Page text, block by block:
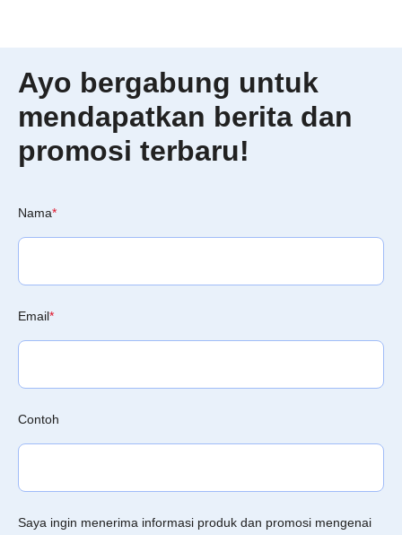
Ayo bergabung untuk
mendapatkan berita dan
promosi terbaru!
Nama*
Email*
Contoh
Saya ingin menerima informasi produk dan promosi mengenai